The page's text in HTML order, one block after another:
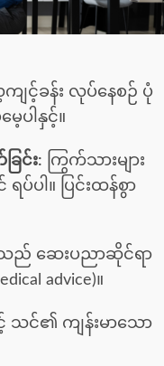
ျင့်ခန်း လုပ်နေစဉ် ပုံ
ပါနှင့်။
င်း: ကြွက်သားများ
ပ်ပါ။ ပြင်းထန်စွာ
ည် ဆေးပညာဆိုင်ရာ
advice)။
သင်၏ ကျန်းမာသော